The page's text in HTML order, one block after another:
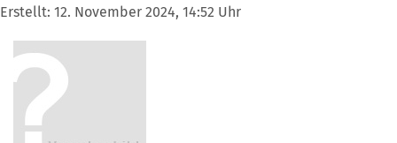
Erstellt: 12. November 2024, 14:52 Uhr